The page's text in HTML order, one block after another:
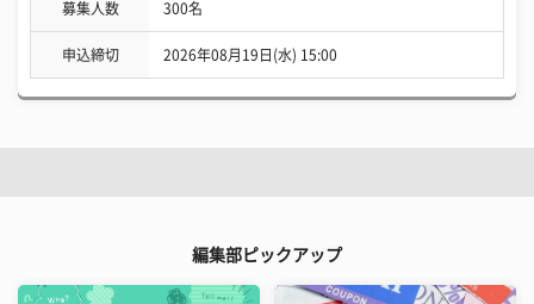
募集人数 300名
申込締切 2026年08月19日(水) 15:00
編集部ピックアップ